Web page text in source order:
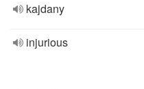
kajdany
injurious